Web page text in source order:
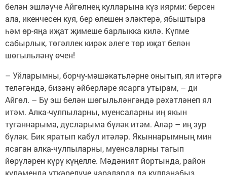
белән эшләүче Айгөлнең кулларына күз иярми: берсен
ала, икенчесен куя, бер өлешен эләктерә, ябыштыра
һәм өр-яңа иҗат җимеше барлыкка килә. Күпме
сабырлык, төгәллек кирәк әлеге төр иҗат белән
шөгыльләнү өчен!
– Уйларымны, борчу-мәшәкатьләрне онытып, ял итәргә
теләгәндә, бизәнү әйберләре ясарга утырам, – ди
Айгөл. – Бу эш белән шөгыльләнгәндә рәхәтләнеп ял
итәм. Алка-чулпыларны, муенсаларны иң якын
туганнарыма, дусларыма бүләк итәм. Алар – иң зур
бүләк. Бик яратып кабул итәләр. Якыннарымның мин
ясаган алка-чулпыларны, муенсаларны тагып
йөрүләрен күрү күңелле. Мәдәният йортында, район
күләмендә үткәрелүче чараларда да кулланабыз.